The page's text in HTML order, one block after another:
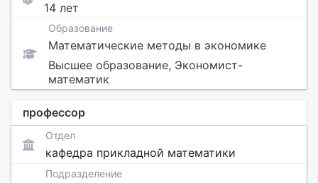
14 лет
Образование
Математические методы в экономике
Высшее образование, Экономист-
математик
профессор
Отдел
кафедра прикладной математики
Подразделение